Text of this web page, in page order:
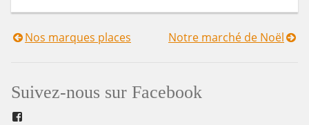
Navigation
l’article
Nos marques places Notre marché de Noël
Suivez-nous sur Facebook